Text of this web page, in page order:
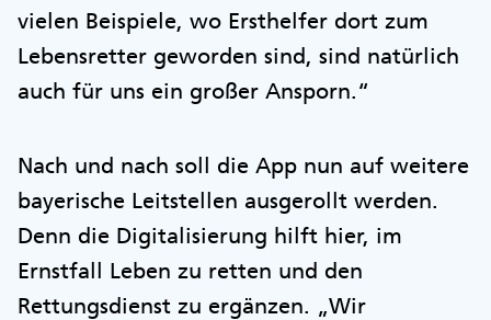
vielen Beispiele, wo Ersthelfer dort zum
Lebensretter geworden sind, sind natürlich
auch für uns ein großer Ansporn.“
Nach und nach soll die App nun auf weitere
bayerische Leitstellen ausgerollt werden.
Denn die Digitalisierung hilft hier, im
Ernstfall Leben zu retten und den
Rettungsdienst zu ergänzen. „Wir